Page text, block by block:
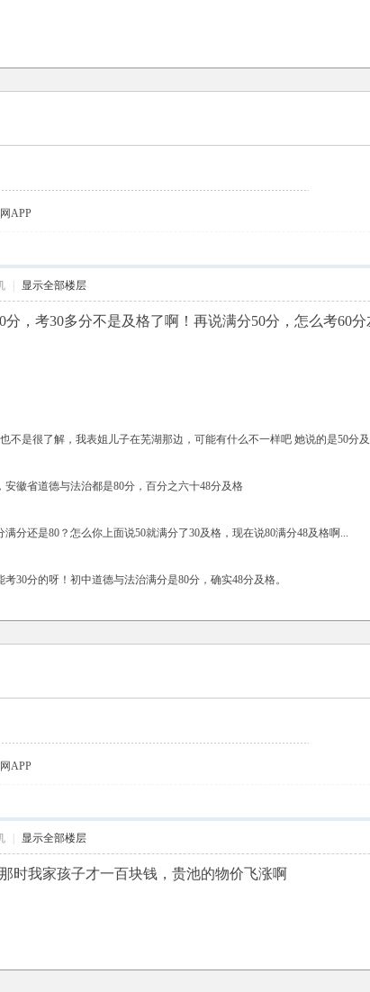
APP
显示全部楼层
，考30多分不是及格了啊！再说满分50分，怎么考60分
不是很了解，我表姐儿子在芜湖那边，可能有什么不一样吧 她说的是50分
安徽省道德与法治都是80分，百分之六十48分及格
满分还是80？怎么你上面说50就满分了30及格，现在说80满分48及格啊...
30分的呀！初中道德与法治满分是80分，确实48分及格。
APP
显示全部楼层
时我家孩子才一百块钱，贵池的物价飞涨啊